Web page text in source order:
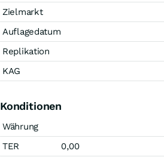
Zielmarkt
Auflagedatum
Replikation
KAG
Konditionen
Währung
TER
0,00